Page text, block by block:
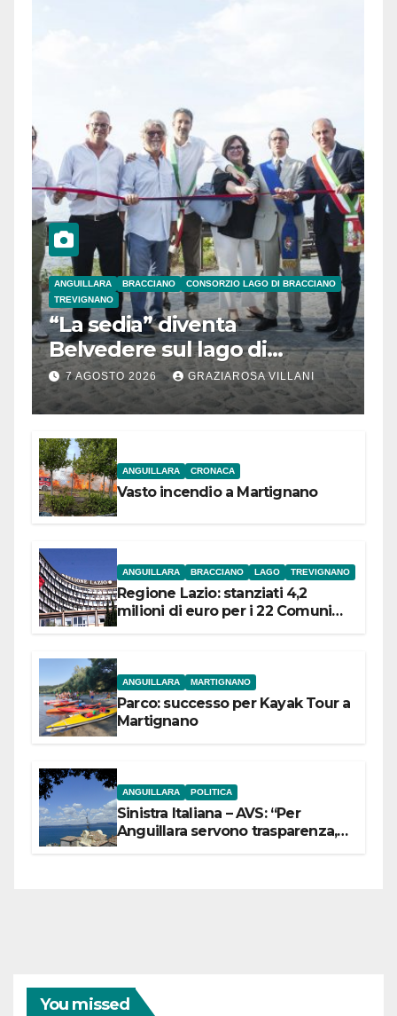
ANGUILLARA BRACCIANO
CONSORZIO LAGO DI BRACCIANO
TREVIGNANO
“La sedia” diventa
Belvedere sul lago di
Bracciano: ieri
l’inaugurazione
7 AGOSTO 2026 GRAZIAROSA VILLANI
ANGUILLARA CRONACA
Vasto incendio a Martignano
ANGUILLARA BRACCIANO LAGO TREVIGNANO
Regione Lazio: stanziati 4,2
milioni di euro per i 22 Comuni
ANGUILLARA MARTIGNANO
Parco: successo per Kayak Tour a
Martignano
ANGUILLARA POLITICA
Sinistra Italiana – AVS: “Per
Anguillara servono trasparenza,
You missed